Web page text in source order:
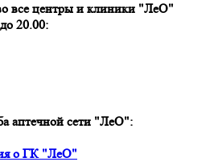
все центры и клиники "ЛеО"
20.00:
аптечной сети "ЛеО":
о ГК "ЛеО"